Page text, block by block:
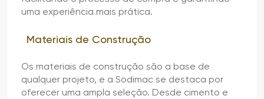
uma experiência mais prática.
Materiais de Construção
Os materiais de construção são a base de
qualquer projeto, e a Sodimac se destaca por
oferecer uma ampla seleção. Desde cimento e